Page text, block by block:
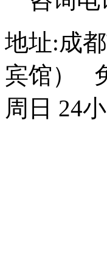
地址:成
宾馆）
周日 24